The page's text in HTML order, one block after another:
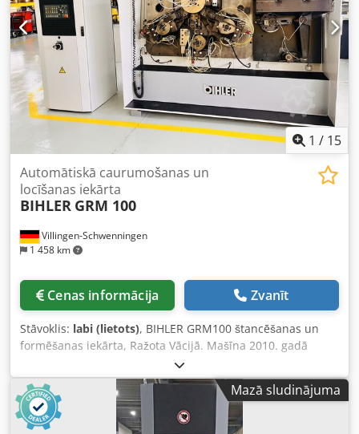
1 / 15
Villingen-Schwenningen
1 458 km
Automātiskā caurumošanas un
locīšanas iekārta
BIHLER GRM 100
Cenas informācija Zvanīt
Stāvoklis: labi (lietots), BIHLER GRM100 štancēšanas un
formēšanas iekārta, Ražota Vācijā. Mašīna 2010. gadā
sākotnēji tika pārbūvēta pie Bihler, aprīkota ar
servomotoru, sūkni, pārvadu, jaunu vadības sistēmu u.c.
Aprīkota ar 4 formēšanas slīdņiem un 18 tonnu presēšanas
staciju. Griešanas padeves mehānisms pa labi ar
izlīdzināšanas iekārtu. Maksimālais lentes platums 100
Mazā sludinājuma